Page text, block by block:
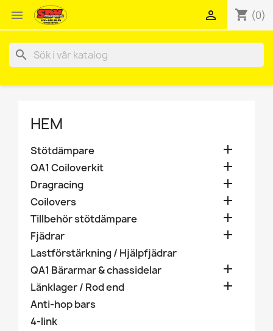
 shopping_cart (0)

search
HEM
Stötdämpare 
QA1 Coiloverkit 
Dragracing 
Coilovers 
Tillbehör stötdämpare 
Fjädrar 
Lastförstärkning / Hjälpfjädrar
QA1 Bärarmar & chassidelar

Länklager / Rod end 
Anti-hop bars
4-link